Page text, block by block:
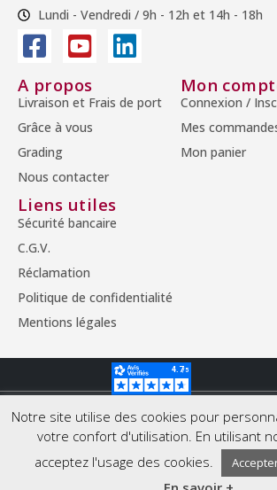
Lundi - Vendredi / 9h - 12h et 14h - 18h
A propos
Livraison et Frais de port
Grâce à vous
Grading
Nous contacter
Mon
Connexion /
Mes
Mon panier
Liens utiles
Sécurité bancaire
C.G.V.
Réclamation
Politique de confidentialité
Mentions légales
© Copyright 2026 - Tous droits réservés.
Notre site utilise des cookies pour
votre confort d'utilisation. En utilisant
acceptez l'usage des cookies.